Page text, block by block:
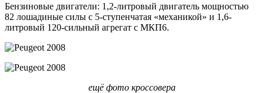
Бензиновые двигатели: 1,2-литровый двигатель мощностью
82 лошадиные силы с 5-ступенчатая «механикой» и 1,6-
литровый 120-сильный агрегат с МКП6.
ещё фото кроссовера